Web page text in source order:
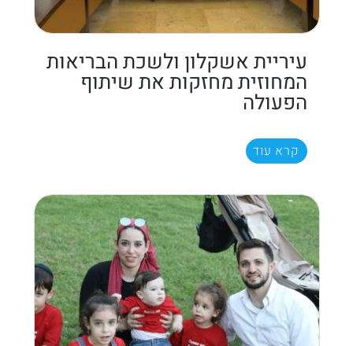
עיריית אשקלון ולשכת הבריאות
המחוזית מחזקות את שיתוף
הפעולה
קרא עוד